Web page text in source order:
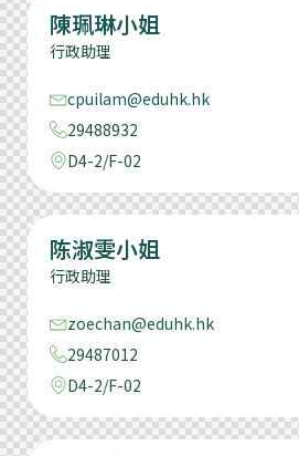
陳珮琳小姐
行政助理
cpuilam@eduhk.hk
29488932
D4-2/F-02
陈淑雯小姐
行政助理
zoechan@eduhk.hk
29487012
D4-2/F-02